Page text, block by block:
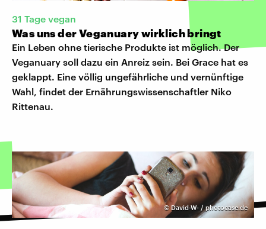
31 Tage vegan
Was uns der Veganuary wirklich bringt
Ein Leben ohne tierische Produkte ist möglich. Der
Veganuary soll dazu ein Anreiz sein. Bei Grace hat es
geklappt. Eine völlig ungefährliche und vernünftige
Wahl, findet der Ernährungswissenschaftler Niko
Rittenau.
© David-W- / photocase.de